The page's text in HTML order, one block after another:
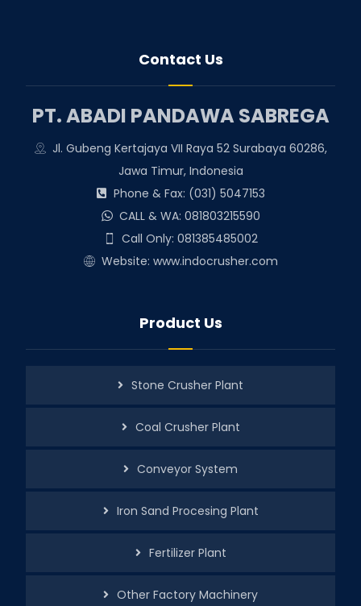
Contact Us
PT. ABADI PANDAWA SABREGA
Jl. Gubeng Kertajaya VII Raya 52 Surabaya 60286,
Jawa Timur, Indonesia
Phone & Fax: (031) 5047153
CALL & WA: 081803215590
Call Only: 081385485002
Website: www.indocrusher.com
Product Us
Stone Crusher Plant
Coal Crusher Plant
Conveyor System
Iron Sand Procesing Plant
Fertilizer Plant
Other Factory Machinery